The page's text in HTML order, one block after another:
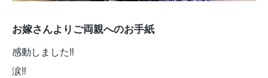
お嫁さんよりご両親へのお手紙
感動しました‼︎
涙‼︎